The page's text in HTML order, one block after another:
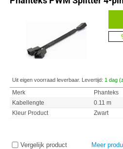
Uit eigen voorraad leverbaar. Levertijd: 1 dag
Merk
Phanteks
Kabellengte
0.11 m
Kleur Product
Zwart
Vergelijk product Meer